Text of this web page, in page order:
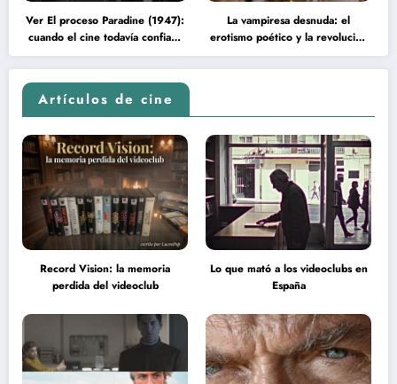
Ver El proceso Paradine (1947):
cuando el cine todavía confiaba
en la inteligencia del espectador
La vampiresa desnuda: el
erotismo poético y la revolución
psicodélica de Jean Rollin
Artículos de cine
Record Vision: la memoria
perdida del videoclub
Lo que mató a los videoclubs en
España